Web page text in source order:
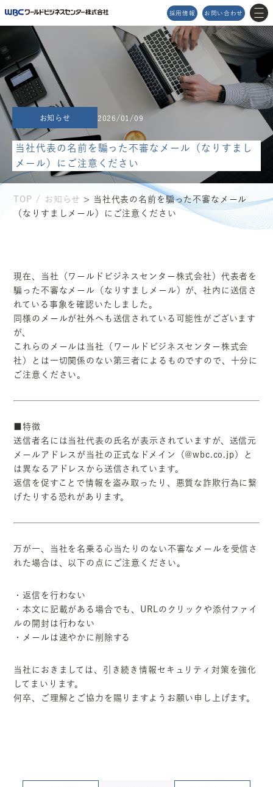
採用情報 お問い合わせ
MENU
メニュー
TOP
サービス
プロダクト
会社情報
サスティナビリティ
企業理念
アクセスマップ
お知らせ
お問い合わせ
Topics 2026/04/03
お知らせ 2026/01/09
当社代表の名前を騙った不審なメール（なりすまし
メール）にご注意ください
TOP お知らせ > 当社代表の名前を騙った不審なメール
（なりすましメール）にご注意ください
現在、当社（ワールドビジネスセンター株式会社）代表者を
騙った不審なメール（なりすましメール）が、社内に送信さ
れている事象を確認いたしました。
同様のメールが社外へも送信されている可能性がございます
が、
これらのメールは当社（ワールドビジネスセンター株式会
社）とは一切関係のない第三者によるものですので、十分に
ご注意ください。
■特徴
送信者名には当社代表の氏名が表示されていますが、送信元
メールアドレスが当社の正式なドメイン（@wbc.co.jp）と
は異なるアドレスから送信されています。
返信を促すことで情報を盗み取ったり、悪質な詐欺行為に繋
げたりする恐れがあります。
万が一、当社を名乗る心当たりのない不審なメールを受信さ
れた場合は、以下の点にご注意ください。
・返信を行わない
・本文に記載がある場合でも、URLのクリックや添付ファイ
ルの開封は行わない
・メールは速やかに削除する
当社におきましては、引き続き情報セキュリティ対策を強化
してまいります。
何卒、ご理解とご協力を賜りますようお願い申し上げます。